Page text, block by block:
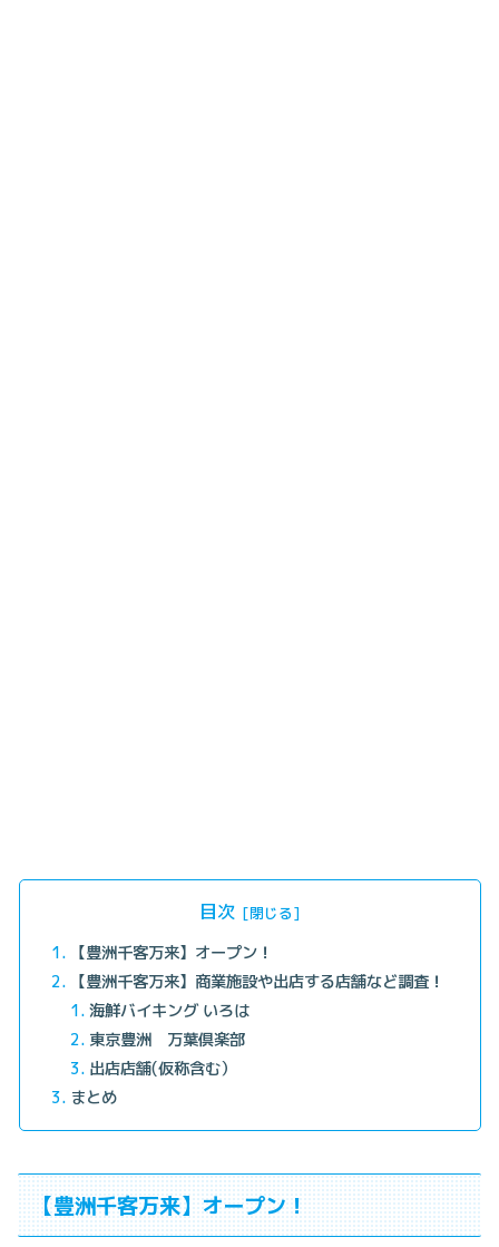
目次
【豊洲千客万来】オープン！
【豊洲千客万来】商業施設や出店する店舗など調査！
海鮮バイキング いろは
東京豊洲 万葉倶楽部
出店店舗(仮称含む）
まとめ
【豊洲千客万来】オープン！